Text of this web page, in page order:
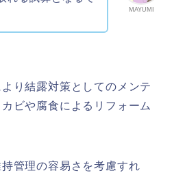
MAYUMI
り結露対策としてのメンテ
ビや腐食によるリフォーム
管理の容易さを考慮すれ